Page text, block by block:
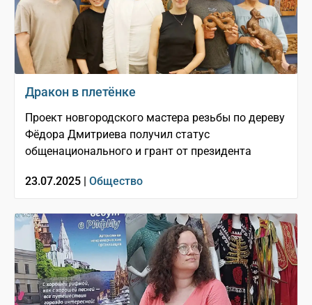
Дракон в плетёнке
Проект новгородского мастера резьбы по дереву
Фёдора Дмитриева получил статус
общенационального и грант от президента
23.07.2025 | Общество